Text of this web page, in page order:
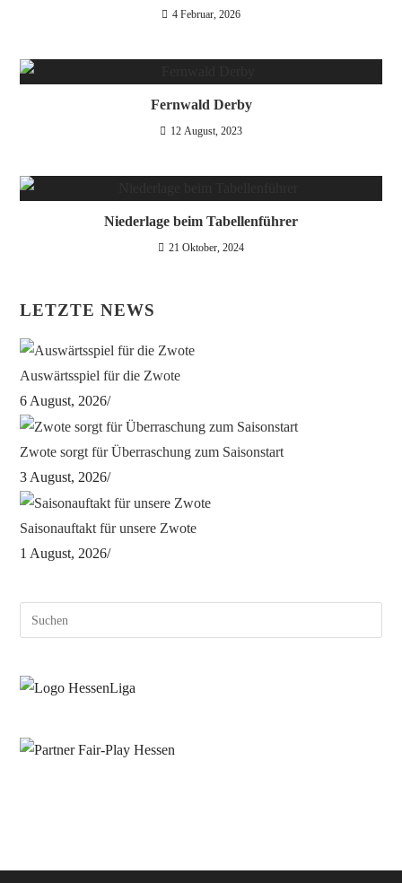
4 Februar, 2026
Fernwald Derby
12 August, 2023
Niederlage beim Tabellenführer
21 Oktober, 2024
LETZTE NEWS
Auswärtsspiel für die Zwote
6 August, 2026/
Zwote sorgt für Überraschung zum Saisonstart
3 August, 2026/
Saisonauftakt für unsere Zwote
1 August, 2026/